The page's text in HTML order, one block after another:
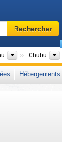
Domaine
skiable,
mots-
clés…
Rechercher
Îles Chūbu
Alpes japonaises
Hébergements